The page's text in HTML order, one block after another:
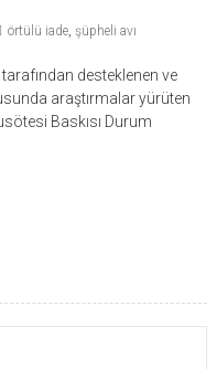
örtülü iade, şüpheli avı
desteklenen ve
araştırmalar yürüten
Baskısı Durum